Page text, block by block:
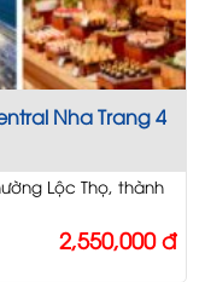
Nha Trang 4
Lộc Thọ, thành
2,550,000đ